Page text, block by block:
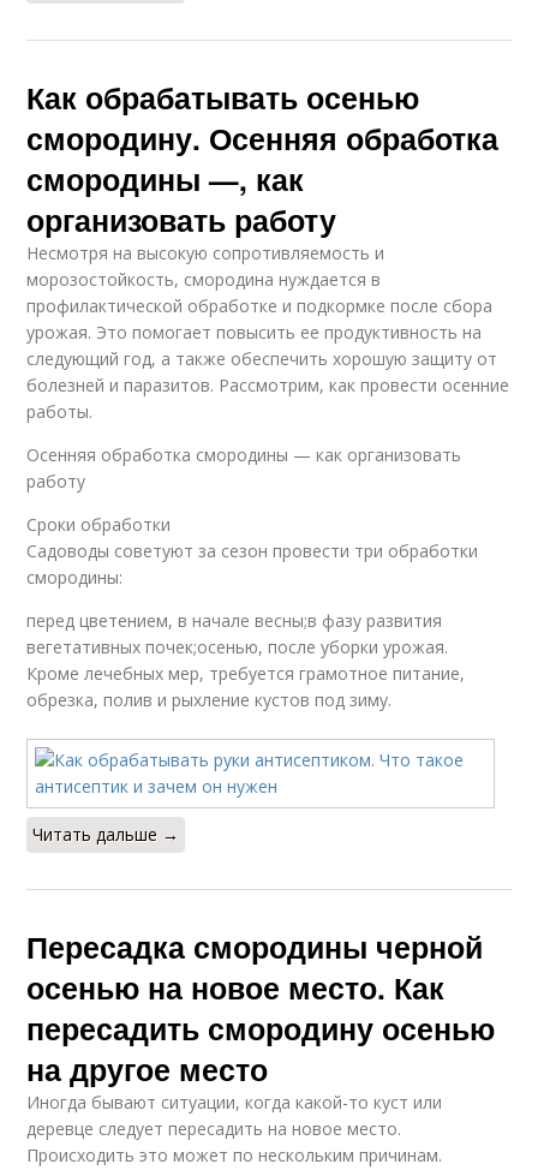
Как обрабатывать осенью
смородину. Осенняя обработка
смородины —, как
организовать работу
Несмотря на высокую сопротивляемость и
морозостойкость, смородина нуждается в
профилактической обработке и подкормке после сбора
урожая. Это помогает повысить ее продуктивность на
следующий год, а также обеспечить хорошую защиту от
болезней и паразитов. Рассмотрим, как провести осенние
работы.
Осенняя обработка смородины — как организовать
работу
Сроки обработки
Садоводы советуют за сезон провести три обработки
смородины:
перед цветением, в начале весны;в фазу развития
вегетативных почек;осенью, после уборки урожая.
Кроме лечебных мер, требуется грамотное питание,
обрезка, полив и рыхление кустов под зиму.
Читать дальше →
Пересадка смородины черной
осенью на новое место. Как
пересадить смородину осенью
на другое место
Иногда бывают ситуации, когда какой-то куст или
деревце следует пересадить на новое место.
Происходить это может по нескольким причинам.